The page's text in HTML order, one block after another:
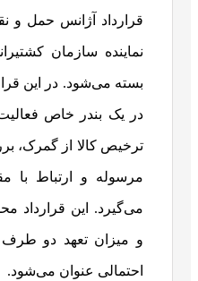
قرارداد آژانس حمل و
نماینده سازمان
بسته می‌شود. در این
در یک بندر خاص
ترخیص کالا از گمرک،
مرسوله و ارتباط با
می‌گیرد. این قرارداد
و میزان تعهد دو
احتمالی عنوان می‌شود.